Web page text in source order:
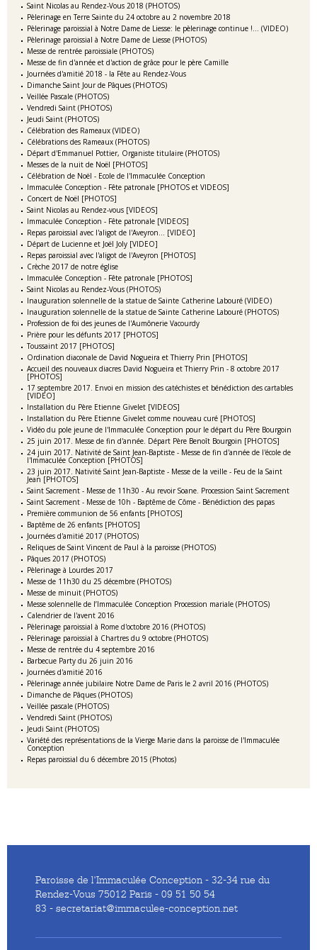
Saint Nicolas au Rendez-Vous 2018 (PHOTOS)
Pèlerinage en Terre Sainte du 24 octobre au 2 novembre 2018
Pèlerinage paroissial à Notre Dame de Liesse: le pèlerinage continue !... (VIDEO)
Pèlerinage paroissial à Notre Dame de Liesse (PHOTOS)
Messe de rentrée paroissiale (PHOTOS)
Messe de fin d'année et d'action de grâce pour le père Camille
Journées d'amitié 2018 - la Fête au Rendez-Vous
Dimanche Saint Jour de Pâques (PHOTOS)
Veillée Pascale (PHOTOS)
Vendredi Saint (PHOTOS)
Jeudi Saint (PHOTOS)
Célébration des Rameaux (VIDEO)
Célébrations des Rameaux (PHOTOS)
Départ d'Emmanuel Pottier, Organiste titulaire (PHOTOS)
Messes de la nuit de Noël [PHOTOS]
Célébration de Noël - Ecole de l'Immaculée Conception
Immaculée Conception - Fête patronale [PHOTOS et VIDEOS]
Concert de Noël [PHOTOS]
Saint Nicolas au Rendez-vous [VIDEOS]
Immaculée Conception - Fête patronale [VIDEOS]
Repas paroissial avec l'aligot de l'Aveyron... [VIDEO]
Départ de Lucienne et Joël Joly [VIDEO]
Repas paroissial avec l'aligot de l'Aveyron [PHOTOS]
Crèche 2017 de notre église
Immaculée Conception - Fête patronale [PHOTOS]
Saint Nicolas au Rendez-Vous (PHOTOS)
Inauguration solennelle de la statue de Sainte Catherine Labouré (VIDEO)
Inauguration solennelle de la statue de Sainte Catherine Labouré (PHOTOS)
Profession de foi des jeunes de l'Aumônerie Vacourdy
Prière pour les défunts 2017 [PHOTOS]
Toussaint 2017 [PHOTOS]
Ordination diaconale de David Nogueira et Thierry Prin [PHOTOS]
Accueil des nouveaux diacres David Nogueira et Thierry Prin - 8 octobre 2017
[PHOTOS]
17 septembre 2017. Envoi en mission des catéchistes et bénédiction des cartables
[VIDEO]
Installation du Père Etienne Givelet [VIDEOS]
Installation du Père Etienne Givelet comme nouveau curé [PHOTOS]
Vidéo du pole jeune de l'Immaculée Conception pour le départ du Père Bourgoin
25 juin 2017. Messe de fin d'année. Départ Père Benoît Bourgoin [PHOTOS]
24 juin 2017. Nativité de Saint Jean-Baptiste - Messe de fin d'année de l'école de
l'Immaculée Conception [PHOTOS]
23 juin 2017. Nativité Saint Jean-Baptiste - Messe de la veille - Feu de la Saint
Jean [PHOTOS]
Saint Sacrement - Messe de 11h30 - Au revoir Soane. Procession Saint Sacrement
Saint Sacrement - Messe de 10h - Baptême de Côme - Bénédiction des papas
Première communion de 56 enfants [PHOTOS]
Baptême de 26 enfants [PHOTOS]
Journées d'amitié 2017 (PHOTOS)
Reliques de Saint Vincent de Paul à la paroisse (PHOTOS)
Pâques 2017 (PHOTOS)
Pèlerinage à Lourdes 2017
Messe de 11h30 du 25 décembre (PHOTOS)
Messe de minuit (PHOTOS)
Messe solennelle de l’Immaculée Conception Procession mariale (PHOTOS)
Calendrier de l'avent 2016
Pèlerinage paroissial à Rome d'octobre 2016 (PHOTOS)
Pèlerinage paroissial à Chartres du 9 octobre (PHOTOS)
Messe de rentrée du 4 septembre 2016
Barbecue Party du 26 juin 2016
Journées d'amitié 2016
Pèlerinage année jubilaire Notre Dame de Paris le 2 avril 2016 (PHOTOS)
Dimanche de Pâques (PHOTOS)
Veillée pascale (PHOTOS)
Vendredi Saint (PHOTOS)
Jeudi Saint (PHOTOS)
Variété des représentations de la Vierge Marie dans la paroisse de l'Immaculée
Conception
Repas paroissial du 6 décembre 2015 (Photos)
Paroisse de l'Immaculée Conception - 32-34 rue du
Rendez-Vous 75012 Paris - 09 51 50 54
83 - secretariat@immaculee-conception.net